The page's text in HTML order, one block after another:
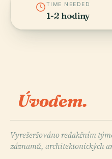
TIME NEEDED
1-2 hodiny
Úvodem.
Vyrešeršováno redakčním
záznamů, architektonických